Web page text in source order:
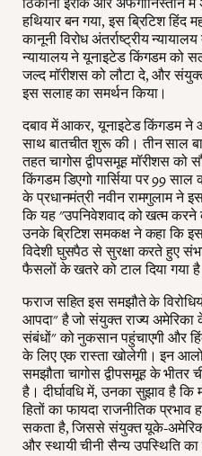
हथियार बन गया, इस ब्रिटिश हिंद
कानूनी विरोध अंतर्राष्ट्रीय
न्यायालय ने यूनाइटेड किंगडम को
जल्द मॉरीशस को लौटा दे, और
इस सलाह का समर्थन किया।
दबाव में आकर, यूनाइटेड किंगडम ने
साथ बातचीत शुरू की। तीन साल
तहत चागोस द्वीपसमूह मॉरीशस को
किंगडम डिएगो गार्सिया पर 99
के प्रधानमंत्री नवीन रामगुलाम ने
कि यह "उपनिवेशवाद को खत्म करने
उनके ब्रिटिश समकक्ष ने कहा कि
विदेशी घुसपैठ से सुरक्षा करते हुए
फैसलों के खतरे को टाल दिया गया
फराज सहित इस समझौते के
आपदा" है जो संयुक्त राज्य
संबंधों" को नुकसान पहुंचाएगी और
के लिए एक रास्ता खोलेगी। इन
समझौता चागोस द्वीपसमूह के
है। दीर्घावधि में, उनका सुझाव है
हितों का फायदा राजनीतिक
सकता है, जिससे संयुक्त यूके-
और स्थायी चीनी सैन्य उपस्थिति का